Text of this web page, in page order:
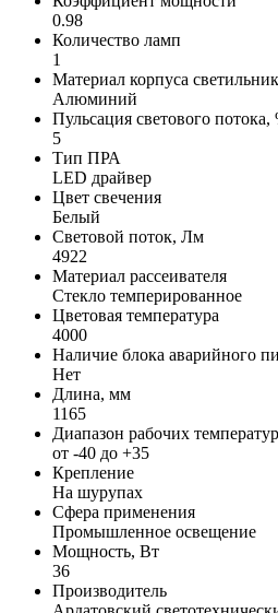
0.98
Количество ламп
1
Материал корпуса
Алюминий
Пульсация светового потока,
5
Тип ПРА
LED драйвер
Цвет свечения
Белый
Световой поток, Лм
4922
Материал рассеивателя
Стекло темперированное
Цветовая температура
4000
Наличие блока аварийного
Нет
Длина, мм
1165
Диапазон рабочих
от -40 до +35
Крепление
На шурупах
Сфера применения
Промышленное освещение
Мощность, Вт
36
Производитель